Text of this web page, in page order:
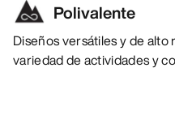
Polivalente
Diseños versátiles y de
variedad de actividades y